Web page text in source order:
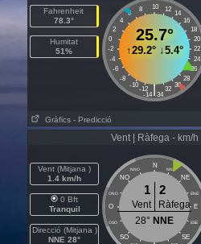
Fahrenheit
78.3°
Humitat
51%
10
8 12
6
14
4
16
2
18
0
20
-2
22
-4
24
-6
26
-8
28
-10
30
-12 32
|
-14 34
25.7°
↑29.2°↓5.4°
Gràfics - Predicció
Vent | Ràfega - km/h
Vent (Mitjana )
1.4 km/h
0 Bft
Tranquil
Direcció (Mitjana )
NNE 28°
N
NNO NNE
NO NE
ONO ENE
O E
OSO ESE
SO SE
1 2
Vent
Ràfega
28° NNE